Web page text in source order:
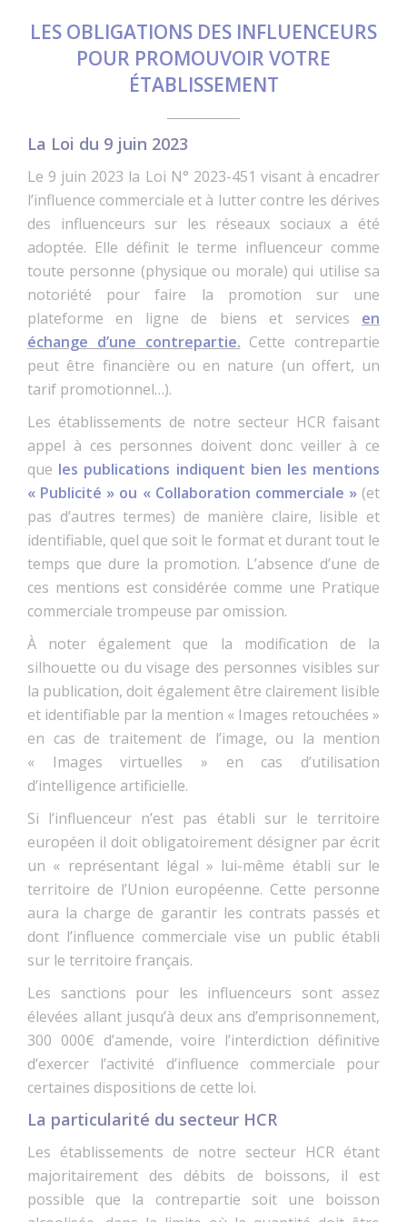
LES OBLIGATIONS DES INFLUENCEURS
POUR PROMOUVOIR VOTRE
ÉTABLISSEMENT
La Loi du 9 juin 2023
Le 9 juin 2023 la Loi N° 2023-451 visant à encadrer
l’influence commerciale et à lutter contre les dérives
des influenceurs sur les réseaux sociaux a été
adoptée. Elle définit le terme influenceur comme
toute personne (physique ou morale) qui utilise sa
notoriété pour faire la promotion sur une
plateforme en ligne de biens et services en
échange d’une contrepartie. Cette contrepartie
peut être financière ou en nature (un offert, un
tarif promotionnel…).
Les établissements de notre secteur HCR faisant
appel à ces personnes doivent donc veiller à ce
que les publications indiquent bien les mentions
« Publicité » ou « Collaboration commerciale »(et
pas d’autres termes) de manière claire, lisible et
identifiable, quel que soit le format et durant tout le
temps que dure la promotion. L’absence d’une de
ces mentions est considérée comme une Pratique
commerciale trompeuse par omission.
À noter également que la modification de la
silhouette ou du visage des personnes visibles sur
la publication, doit également être clairement lisible
et identifiable par la mention « Images retouchées »
en cas de traitement de l’image, ou la mention
« Images virtuelles » en cas d’utilisation
d’intelligence artificielle.
Si l’influenceur n’est pas établi sur le territoire
européen il doit obligatoirement désigner par écrit
un « représentant légal » lui-même établi sur le
territoire de l’Union européenne. Cette personne
aura la charge de garantir les contrats passés et
dont l’influence commerciale vise un public établi
sur le territoire français.
Les sanctions pour les influenceurs sont assez
élevées allant jusqu’à deux ans d’emprisonnement,
300 000€ d’amende, voire l’interdiction définitive
d’exercer l’activité d’influence commerciale pour
certaines dispositions de cette loi.
La particularité du secteur HCR
Les établissements de notre secteur HCR étant
majoritairement des débits de boissons, il est
possible que la contrepartie soit une boisson